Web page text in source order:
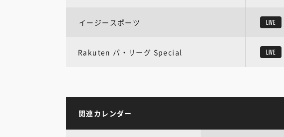
イージースポーツ LIVE
Rakuten パ・リーグ Special LIVE
関連カレンダー